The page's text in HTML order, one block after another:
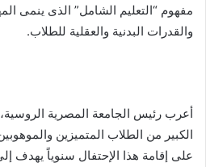
مفهوم “التعليم الشامل” الذى ينمى
والقدرات البدنية والعقلية للطلاب.
أعرب رئيس الجامعة المصرية
الكبير من الطلاب المتميزين
على إقامة هذا الإحتفال سنوياً يهدف